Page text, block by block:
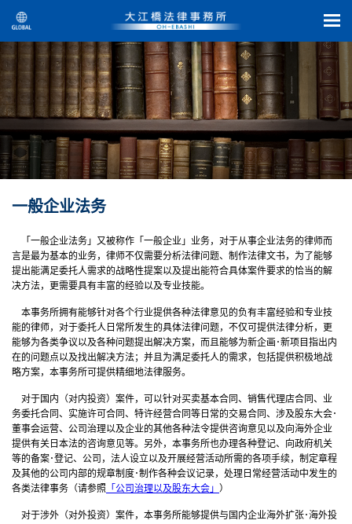
一般企业法务
「一般企业法务」又被称作「一般企业」业务，对于从事企业法务的律师而
言是最为基本的业务，律师不仅需要分析法律问题、制作法律文书，为了能够
提出能满足委托人需求的战略性提案以及提出能符合具体案件要求的恰当的解
决方法，更需要具有丰富的经验以及专业技能。
本事务所拥有能够针对各个行业提供各种法律意见的负有丰富经验和专业技
能的律师，对于委托人日常所发生的具体法律问题，不仅可提供法律分析，更
能够为各类争议以及各种问题提出解决方案，而且能够为新企画･新项目指出内
在的问题点以及找出解决方法；并且为满足委托人的需求，包括提供积极地战
略方案，本事务所可提供精细地法律服务。
对于国内（对内投资）案件，可以针对买卖基本合同、销售代理店合同、业
务委托合同、实施许可合同、特许经营合同等日常的交易合同、涉及股东大会･
董事会运营、公司治理以及企业的其他各种法令提供咨询意见以及向海外企业
提供有关日本法的咨询意见等。另外，本事务所也办理各种登记、向政府机关
等的备案･登记、公司，法人设立以及开展经营活动所需的各项手续，制定章程
及其他的公司内部的规章制度･制作各种会议记录，处理日常经营活动中发生的
各类法律事务（请参照 「 公司治理以及股东大会 」 ）
对于涉外（对外投资）案件，本事务所能够提供与国内企业海外扩张･海外投